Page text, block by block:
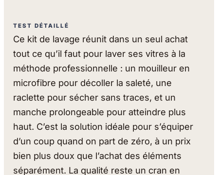
TEST DÉTAILLÉ
Ce kit de lavage réunit dans un seul achat
tout ce qu’il faut pour laver ses vitres à la
méthode professionnelle : un mouilleur en
microfibre pour décoller la saleté, une
raclette pour sécher sans traces, et un
manche prolongeable pour atteindre plus
haut. C’est la solution idéale pour s’équiper
d’un coup quand on part de zéro, à un prix
bien plus doux que l’achat des éléments
séparément. La qualité reste un cran en